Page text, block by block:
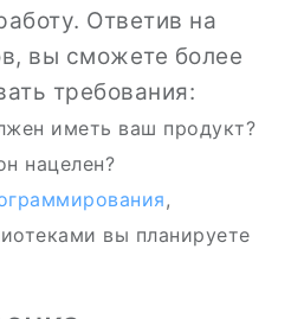
Ответив на
вы сможете более
требования:
иметь ваш продукт?
нацелен?
,
вы планируете